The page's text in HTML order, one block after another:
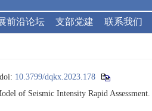
前沿论坛 支部党建 联系我们
doi: 10.3799/dqkx.2023.178
of Seismic Intensity Rapid Assessment.